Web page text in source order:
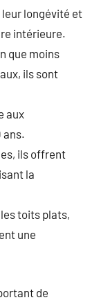
leur longévité et
intérieure.
que moins
ils sont
aux
ans.
ils offrent
la
toits plats,
une
de